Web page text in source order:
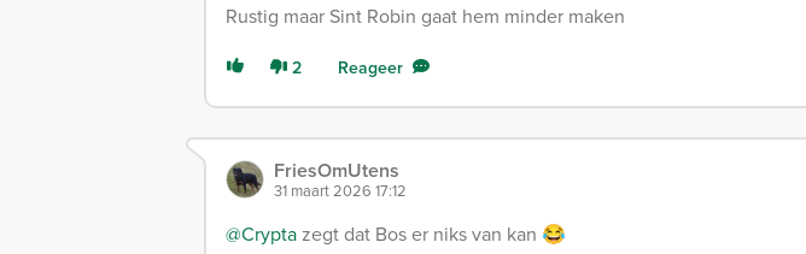
Rustig maar Sint Robin gaat hem minder maken
2 Reageer
FriesOmUtens
31 maart 2026 17:12
@Cryptazegt dat Bos er niks van kan 😂